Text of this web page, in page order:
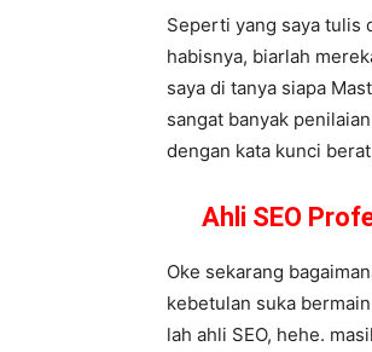
Seperti yang saya tulis
habisnya, biarlah
saya di tanya siapa
sangat banyak
dengan kata kunci
Ahli SEO
Oke sekarang
kebetulan suka
lah ahli SEO, hehe.